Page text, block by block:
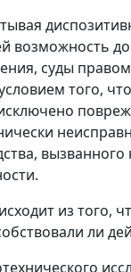
возможность
суды
того,
из того,
ли